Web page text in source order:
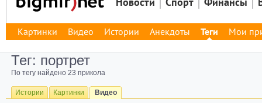
Картинки Видео Истории Анекдоты Теги Мои
Тег: портрет
По тегу найдено 23 прикола
Истории Картинки Видео